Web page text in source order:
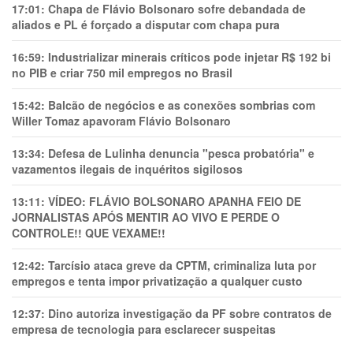
17:01: Chapa de Flávio Bolsonaro sofre debandada de
aliados e PL é forçado a disputar com chapa pura
16:59: Industrializar minerais críticos pode injetar R$ 192 bi
no PIB e criar 750 mil empregos no Brasil
15:42: Balcão de negócios e as conexões sombrias com
Willer Tomaz apavoram Flávio Bolsonaro
13:34: Defesa de Lulinha denuncia "pesca probatória" e
vazamentos ilegais de inquéritos sigilosos
13:11: VÍDEO: FLÁVIO BOLSONARO APANHA FEIO DE
JORNALISTAS APÓS MENTIR AO VIVO E PERDE O
CONTROLE!! QUE VEXAME!!
12:42: Tarcísio ataca greve da CPTM, criminaliza luta por
empregos e tenta impor privatização a qualquer custo
12:37: Dino autoriza investigação da PF sobre contratos de
empresa de tecnologia para esclarecer suspeitas